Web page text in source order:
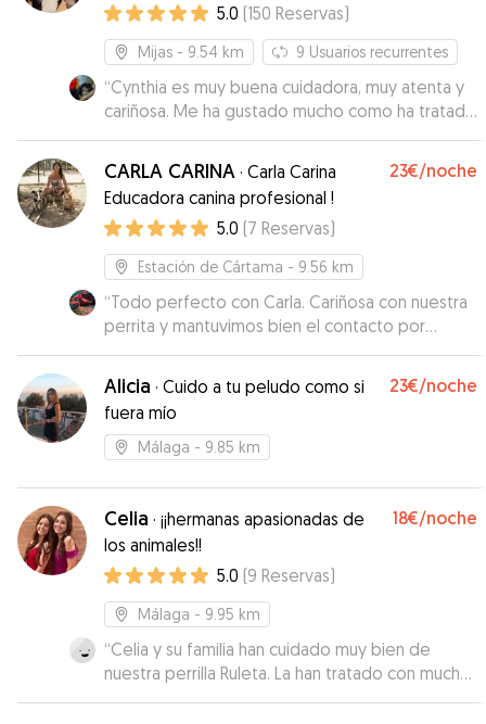
5.0 (150 Reservas)
Mijas - 9.54 km 9 Usuarios recurrentes
“Cynthia es muy buena cuidadora, muy atenta y
cariñosa. Me ha gustado mucho como ha tratado
a mi pequeño y volveré a repetir en un futuro.
Muchas gracias! ”
CARLA CARINA · Carla Carina
Educadora canina profesional !
23€/noche
5.0 (7 Reservas)
Estación de Cártama - 9.56 km
“Todo perfecto con Carla. Cariñosa con nuestra
perrita y mantuvimos bien el contacto por
whatsapp con información y fotos.”
Alicia · Cuido a tu peludo como si
fuera mío
23€/noche
Málaga - 9.85 km
Celia · ¡¡hermanas apasionadas de
los animales!!
18€/noche
5.0 (9 Reservas)
Málaga - 9.95 km
“Celia y su familia han cuidado muy bien de
nuestra perrilla Ruleta. La han tratado con mucho
cariño y la han atendido muy bien, enviándonos